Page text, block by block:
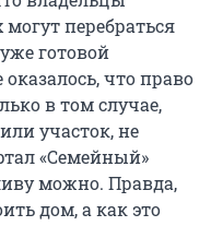
перебраться
готовой
что право
в том случае,
участок, не
«Семейный»
можно. Правда,
дом, а как это